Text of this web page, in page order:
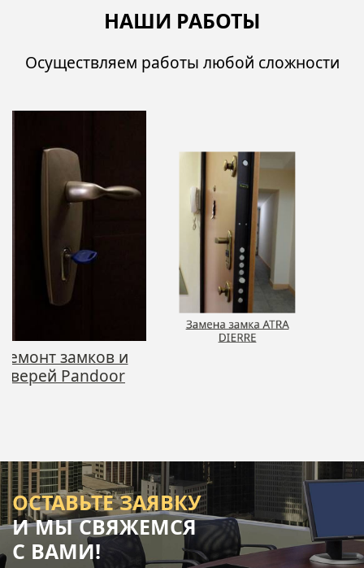
НАШИ РАБОТЫ
Осуществляем работы любой сложности
Замена замка ATRA
ОСТАВЬТЕ ЗАЯВКУ
И МЫ СВЯЖЕМСЯ
С ВАМИ!